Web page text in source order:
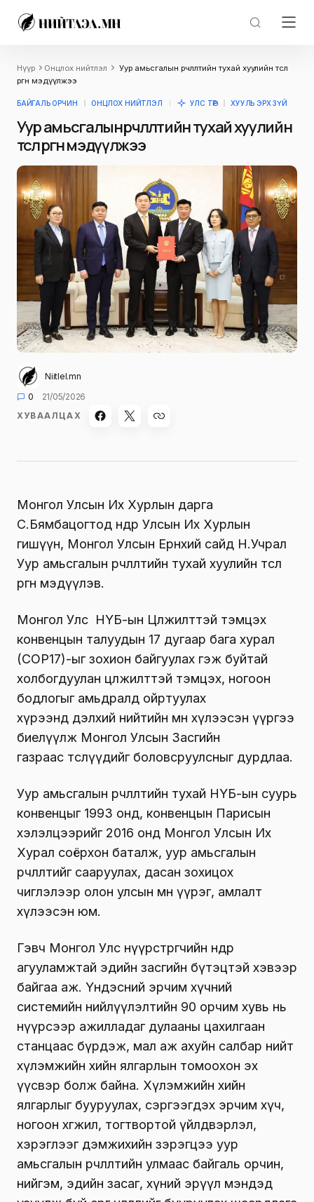
Нүүр Онцлох нийтлэл
Уур амьсгалын өөрчлөлтийн тухай хуулийн төсөл
өргөн мэдүүлжээ
БАЙГАЛЬ ОРЧИН ОНЦЛОХ НИЙТЛЭЛ УЛС ТӨР ХУУЛЬ ЭРХ ЗҮЙ
Уур амьсгалын өөрчлөлтийн тухай хуулийн
төсөл өргөн мэдүүлжээ
Niitlel.mn
0
21/05/2026
ХУВААЛЦАХ
Монгол Улсын Их Хурлын дарга
С.Бямбацогтод өнөөдөр Улсын Их Хурлын
гишүүн, Монгол Улсын Ерөнхий сайд Н.Учрал
Уур амьсгалын өөрчлөлтийн тухай хуулийн төсөл
өргөн мэдүүлэв.
Монгол Улс НҮБ-ын Цөлжилттэй тэмцэх
конвенцын талуудын 17 дугаар бага хурал
(COP17)-ыг зохион байгуулах гэж буйтай
холбогдуулан цөлжилттэй тэмцэх, ногоон
бодлогыг амьдралд ойртуулах
хүрээнд дэлхий нийтийн өмнө хүлээсэн үүргээ
биелүүлж Монгол Улсын Засгийн
газраас төслүүдийг боловсруулсныг дурдлаа.
Уур амьсгалын өөрчлөлтийн тухай НҮБ-ын суурь
конвенцыг 1993 онд, конвенцын Парисын
хэлэлцээрийг 2016 онд Монгол Улсын Их
Хурал соёрхон баталж, уур амьсгалын
өөрчлөлтийг сааруулах, дасан зохицох
чиглэлээр олон улсын өмнө үүрэг, амлалт
хүлээсэн юм.
Гэвч Монгол Улс нүүрстөрөгчийн өндөр
агууламжтай эдийн засгийн бүтэцтэй хэвээр
байгаа аж. Үндэсний эрчим хүчний
системийн нийлүүлэлтийн 90 орчим хувь нь
нүүрсээр ажилладаг дулааны цахилгаан
станцаас бүрдэж, мал аж ахуйн салбар нийт
хүлэмжийн хийн ялгарлын томоохон эх
үүсвэр болж байна. Хүлэмжийн хийн
ялгарлыг бууруулах, сэргээгдэх эрчим хүч,
ногоон хөгжил, тогтвортой үйлдвэрлэл,
хэрэглээг дэмжихийн зэрэгцээ уур
амьсгалын өөрчлөлтийн улмаас байгаль орчин,
нийгэм, эдийн засаг, хүний эрүүл мэндэд